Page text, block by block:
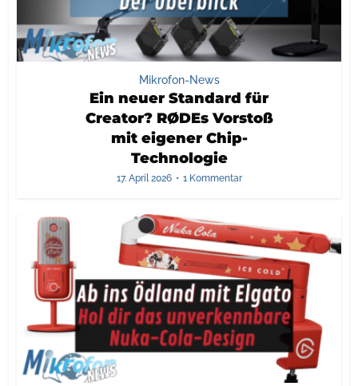
Mikrofon-News
Ein neuer Standard für
Creator? RØDEs Vorstoß
mit eigener Chip-
Technologie
17. April 2026 1 Kommentar